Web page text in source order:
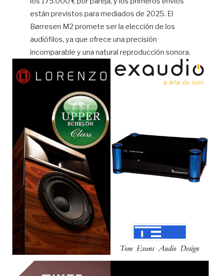
están previstos para mediados de 2025. El
Børresen M2 promete ser la elección de los
audiófilos, ya que ofrece una precisión
incomparable y una natural reproducción sonora.